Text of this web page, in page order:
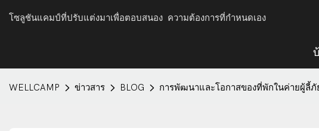
โซลูชันแคมป์ที่ปรับแต่งมาเพื่อตอบสนอง ความต้องการที่กำหนดเอง
WELLCAMP ข่าวสาร BLOG การพัฒนาและโอกาสของที่พักในค่ายผู้ลี้